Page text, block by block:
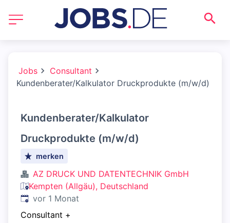
Jobs
Consultant
Kundenberater/Kalkulator Druckprodukte (m/w/d)
Kundenberater/Kalkulator
Druckprodukte (m/w/d)
merken
AZ DRUCK UND DATENTECHNIK GmbH
Kempten (Allgäu), Deutschland
Veröffentlicht:
vor 1 Monat
Consultant +